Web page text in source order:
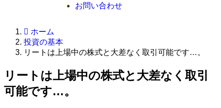
お問い合わせ
ホーム
投資の基本
リートは上場中の株式と大差なく取引可能です…。
リートは上場中の株式と大差なく取引
可能です…。